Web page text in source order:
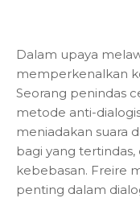
Dalam upaya
memperkenalkan
Seorang penindas
metode anti-
meniadakan suara
bagi yang
kebebasan. Freire
penting dalam